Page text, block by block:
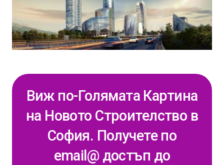
Виж по-Голямата Картина
на Новото Строителство в
София. Получете по
email@ достъп до